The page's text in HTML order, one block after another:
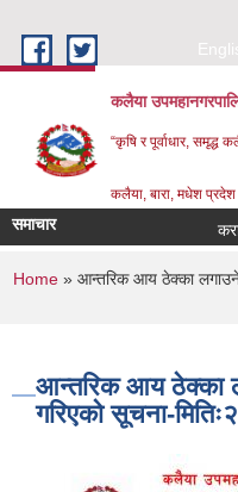
कलैया
“कृषि र पूर्वाधार, समृद्ध
कलैया, बारा, मधेश
समाचार
You are here
Home » आन्तरिक आय ठेक्का लगाउने
आन्तरिक आय ठेक्का
गरिएको सूचना-